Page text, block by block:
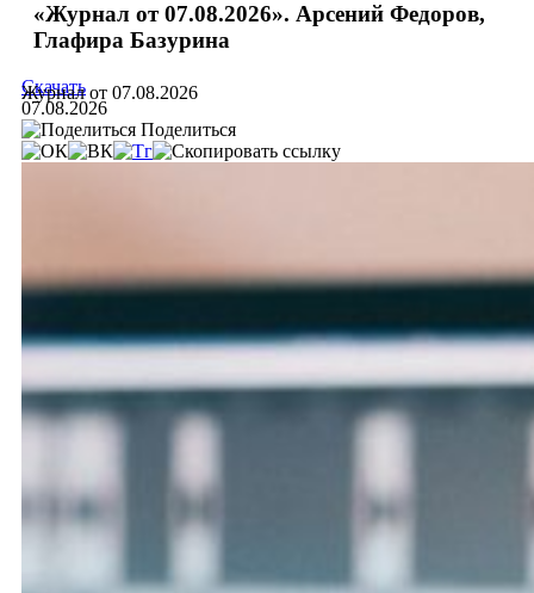
«Журнал от 07.08.2026». Арсений Федоров,
Глафира Базурина
Журнал от 07.08.2026
Скачать
07.08.2026
Поделиться